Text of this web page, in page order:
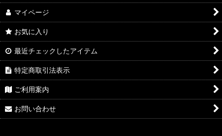
アズールレーン
王様ランキング
イケメン戦国 時をかける恋
イケメン革命 アリスと恋の魔法
イケメンヴァンパイア
A3!(エースリー)
マイページ
お気に入り
最近チェックしたアイテム
特定商取引法表示
ご利用案内
お問い合わせ